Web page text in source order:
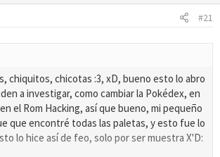
#21
chiquitos, chicotas :3, xD, bueno esto lo abro
a investigar, como cambiar la Pokédex, en
el Rom Hacking, así que bueno, mi pequeño
que encontré todas las paletas, y esto fue lo
lo hice así de feo, solo por ser muestra X'D: